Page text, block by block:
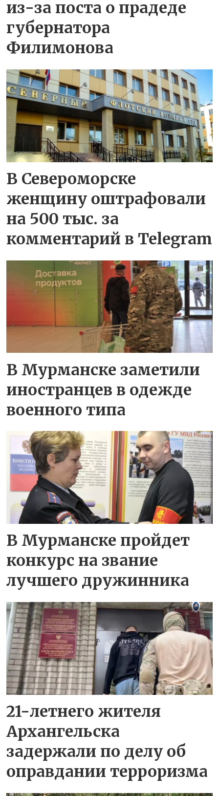
из-за поста о прадеде
губернатора
Филимонова
В Североморске
женщину оштрафовали
на 500 тыс. за
комментарий в Telegram
В Мурманске заметили
иностранцев в одежде
военного типа
В Мурманске пройдет
конкурс на звание
лучшего дружинника
21-летнего жителя
Архангельска
задержали по делу об
оправдании терроризма